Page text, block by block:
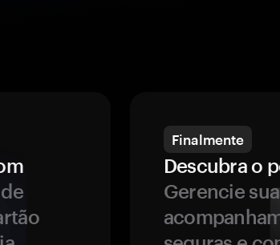
Finalmente
Descubra o
Gerencie